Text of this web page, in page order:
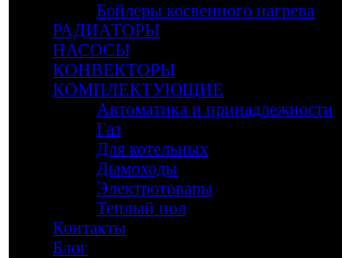
Бойлеры косвенного нагрева
РАДИАТОРЫ
НАСОСЫ
КОНВЕКТОРЫ
КОМПЛЕКТУЮЩИЕ
Автоматика и принадлежности
Газ
Для котельных
Дымоходы
Электротовары
Теплый пол
Контакты
Блог